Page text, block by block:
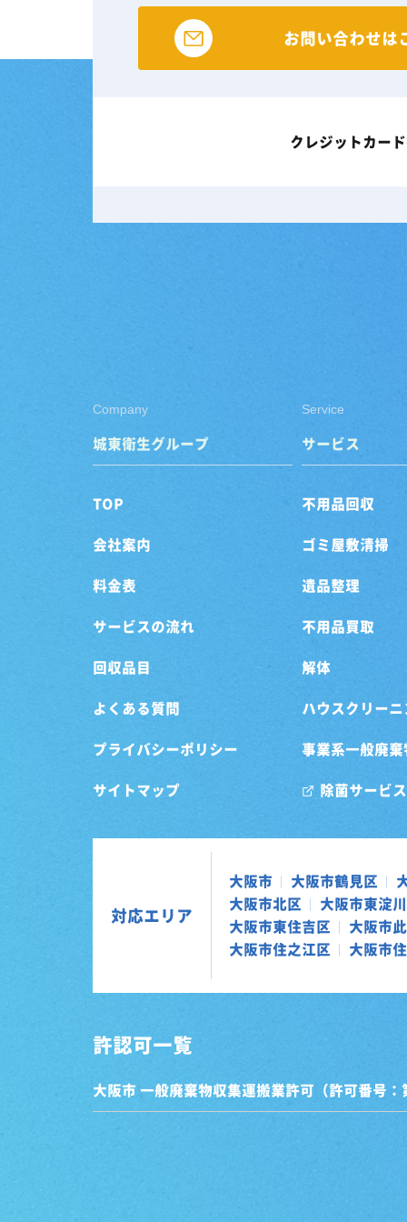
お問い合わせは
クレジットカー
Company
城東衛生グループ
TOP
会社案内
料金表
サービスの流れ
回収品目
よくある質問
プライバシーポリシー
サイトマップ
Service
サービス
不用品回収
ゴミ屋敷清掃
遺品整理
不用品買取
解体
ハウスクリーニ
事業系一般廃
除菌サービス
対応エリア
大阪市 大阪市鶴見区
大阪市北区
大阪市東淀
大阪市東住吉区
大阪市
大阪市住之江区
大阪市
許認可一覧
大阪市 一般廃棄物収集運搬業許可（許可番号